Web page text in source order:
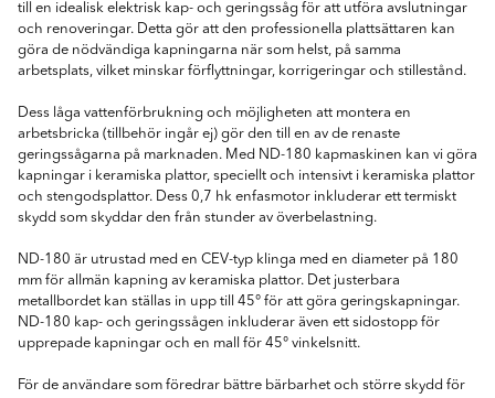
till en idealisk elektrisk kap- och geringssåg för att utföra avslutningar
och renoveringar. Detta gör att den professionella plattsättaren kan
göra de nödvändiga kapningarna när som helst, på samma
arbetsplats, vilket minskar förflyttningar, korrigeringar och stillestånd.
Dess låga vattenförbrukning och möjligheten att montera en
arbetsbricka (tillbehör ingår ej) gör den till en av de renaste
geringssågarna på marknaden. Med ND-180 kapmaskinen kan vi göra
kapningar i keramiska plattor, speciellt och intensivt i keramiska plattor
och stengodsplattor. Dess 0,7 hk enfasmotor inkluderar ett termiskt
skydd som skyddar den från stunder av överbelastning.
ND-180 är utrustad med en CEV-typ klinga med en diameter på 180
mm för allmän kapning av keramiska plattor. Det justerbara
metallbordet kan ställas in upp till 45° för att göra geringskapningar.
ND-180 kap- och geringssågen inkluderar även ett sidostopp för
upprepade kapningar och en mall för 45° vinkelsnitt.
För de användare som föredrar bättre bärbarhet och större skydd för